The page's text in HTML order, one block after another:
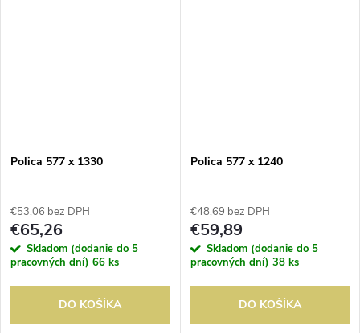
Polica 577 x 1330
€53,06 bez DPH
€65,26
Skladom (dodanie do 5
pracovných dní) 66 ks
DO KOŠÍKA
Polica 577 x 1240
€48,69 bez DPH
€59,89
Skladom (dodanie do 5
pracovných dní) 38 ks
DO KOŠÍKA